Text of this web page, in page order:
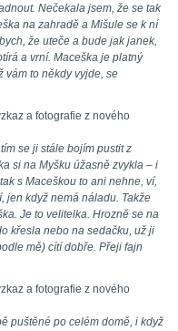
Nečekala jsem, že se tak
na zahradě a Mišule se k ní
že uteče a bude jak janek,
a vrní. Maceška je platný
vám to někdy vyjde, se
a fotografie z nového
se ji stále bojím pustit z
si na Myšku úžasně zvykla – i
s Maceškou to ani nehne, ví,
jen když nemá náladu. Takže
Je to velitelka. Hrozně se na
křesla nebo na sedačku, už ji
mě) cítí dobře. Přeji fajn
a fotografie z nového
puštěné po celém domě, i když